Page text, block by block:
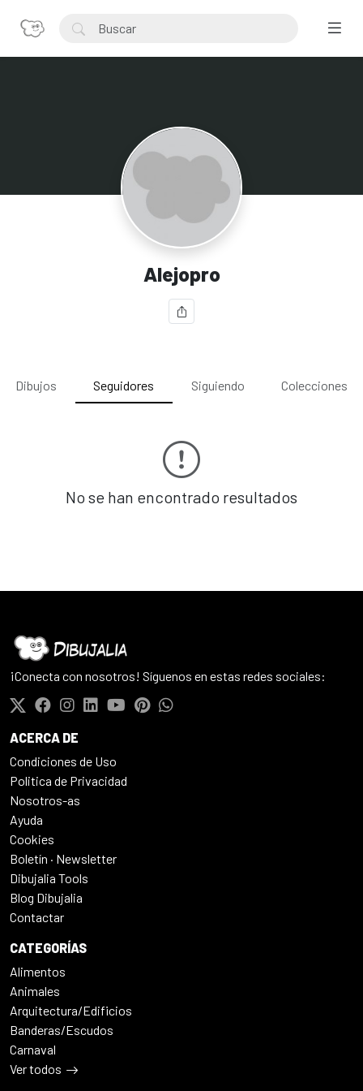
Alejopro
Dibujos Seguidores Siguiendo Colecciones
No se han encontrado resultados
¡Conecta con nosotros! Síguenos en estas redes sociales:
ACERCA DE
Condiciones de Uso
Politica de Privacidad
Nosotros-as
Ayuda
Cookies
Boletín · Newsletter
Dibujalia Tools
Blog Dibujalia
Contactar
CATEGORÍAS
Alimentos
Animales
Arquitectura/Edificios
Banderas/Escudos
Carnaval
Ver todos